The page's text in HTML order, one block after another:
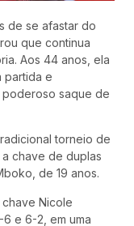
de se afastar do
que continua
Aos 44 anos, ela
partida e
poderoso saque de
torneio de
a chave de duplas
de 19 anos.
Nicole
e 6-2, em uma